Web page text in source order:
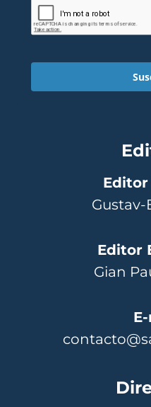
Editor
Gustav-
Editor
Gian